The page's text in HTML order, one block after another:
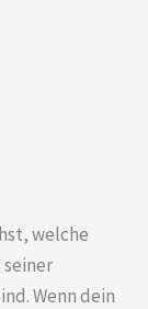
welche
Wenn dein